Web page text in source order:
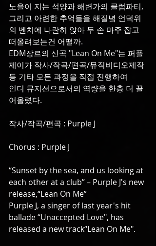
노을이 지는 석양과 해변가의 클럽파티,
그리고 아련한 추억들을 해질녘 언덕위
의 벤치에 나란히 앉아 두 손 마주 잡고
떠올려보는건 어떨까.
EDM장르의 신곡 "Lean On Me"는 퍼플
제이가 작사/작곡/편곡/뮤직비디오제작
등 기타 모든 과정을 직접 진행하여
인디 뮤지션으로서의 역량을 한층 더 끌
어올렸다.
작사/작곡/편곡 : Purple J
Chorus : Purple J
“Sunset by the sea, and us looking at
each other at a club” – Purple J's new
release,“Lean On Me”
Purple J, a singer of last year's hit
ballade “Unaccepted Love", has
released a new track“Lean On Me".